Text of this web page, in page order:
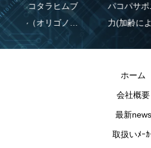
ブ
ー
パコパサポニンには、認知
力(加齢により低下する日常
報を覚え、思い出す力)を維
ホーム
会社概要
最新news
取扱いﾒｰｶ